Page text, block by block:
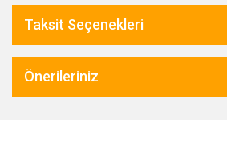
Taksit Seçenekleri
Önerileriniz